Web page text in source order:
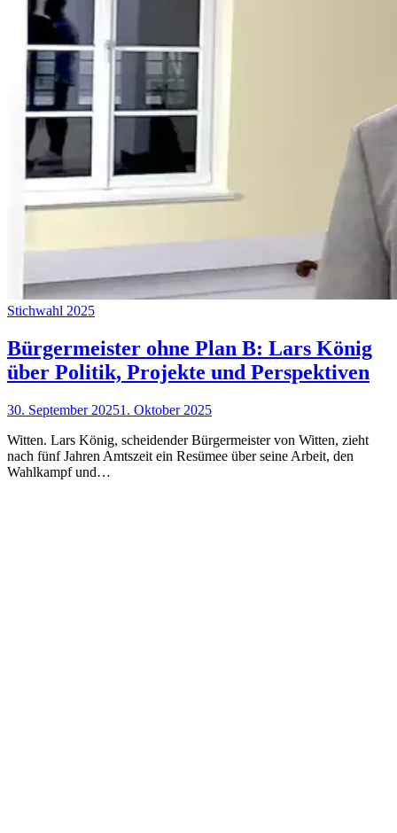
Stichwahl 2025
Bürgermeister ohne Plan B: Lars König
über Politik, Projekte und Perspektiven
30. September 20251. Oktober 2025
Witten. Lars König, scheidender Bürgermeister von Witten, zieht
nach fünf Jahren Amtszeit ein Resümee über seine Arbeit, den
Wahlkampf und…